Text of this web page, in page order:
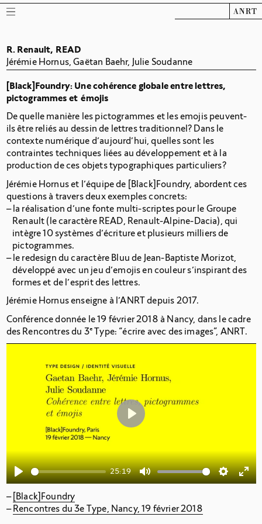
ANRT
R. Renault, READ
Jérémie Hornus, Gaëtan Baehr, Julie Soudanne
[Black]Foundry: Une cohérence globale entre lettres,
pictogrammes et émojis
De quelle manière les pictogrammes et les emojis peuvent-
ils être reliés au dessin de lettres traditionnel? Dans le
contexte numérique d’aujourd’hui, quelles sont les
contraintes techniques liées au développement et à la
production de ces objets typographiques particuliers?
Jérémie Hornus et l’équipe de [Black]Foundry, abordent ces
questions à travers deux exemples concrets:
la réalisation d’une fonte multi-scriptes pour le Groupe
Renault (le caractère READ, Renault-Alpine-Dacia), qui
intègre 10 systèmes d’écriture et plusieurs milliers de
pictogrammes.
le redesign du caractère Bluu de Jean-Baptiste Morizot,
développé avec un jeu d’emojis en couleur s’inspirant des
formes et de l’esprit des lettres.
Jérémie Hornus enseigne à l’ANRT depuis 2017.
Conférence donnée le 19 février 2018 à Nancy, dans le cadre
des Rencontres du 3eType: “écrire avec des images”, ANRT.
Play
25:19
Mute Settings
Play
[Black]Foundry
Rencontres du 3e Type, Nancy, 19 février 2018